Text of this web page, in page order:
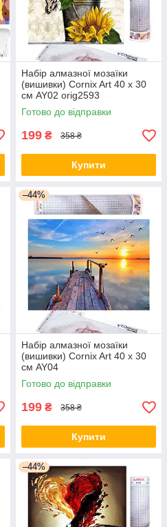
Набір алмазної мозаїки
(вишивки) Cornix Art 40 x 30
см AY02 orig2593
Готово до відправки
199 ₴ 358 ₴
Купити
–44%
Набір алмазної мозаїки
(вишивки) Cornix Art 40 x 30
см AY04
Готово до відправки
199 ₴ 358 ₴
Купити
–44%